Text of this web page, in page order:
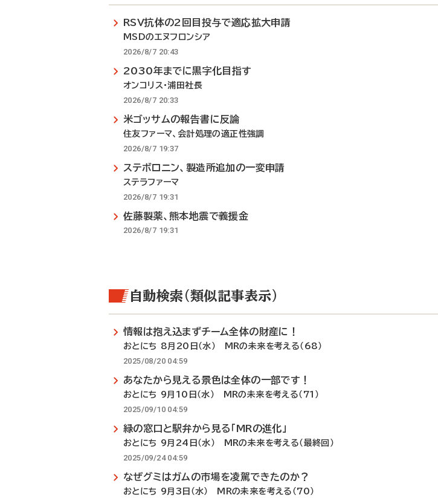
RSV抗体の2回目投与で適応拡大申請
MSDのエヌフロンシア
2026/8/7 20:43
2030年までに黒字化目指す
オンコリス・浦田社長
2026/8/7 20:33
米ゴッサムの報告書に反論
住友ファーマ、会計処理の適正性強調
2026/8/7 19:37
ステボロニン、製造所追加の一変申請
ステラファーマ
2026/8/7 19:31
佐藤製薬、熊本地震で義援金
2026/8/7 19:31
自動検索（類似記事表示）
情報は抱え込まずチーム全体の財産に！
おとにち 8月20日（水） MRの未来を考える（68）
2025/08/20 04:59
あなたから見える景色は全体の一部です！
おとにち 9月10日（水） MRの未来を考える（71）
2025/09/10 04:59
緑の窓口と駅弁から見る「MRの進化」
おとにち 9月24日（水） MRの未来を考える（最終回）
2025/09/24 04:59
なぜグミはガムの市場を凌駕できたのか？
おとにち 9月3日（水） MRの未来を考える（70）